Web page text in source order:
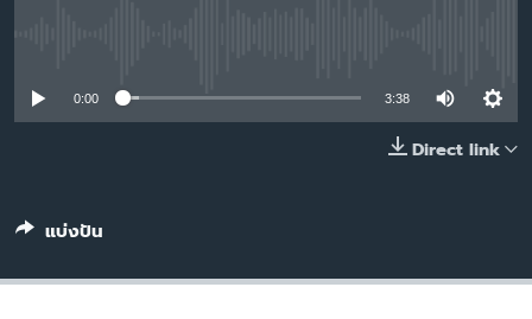
การ
ค้นหา
ไลฟ์สไตล์
พอดคาสต์
0:00 3:38
Direct link
แบ่งปัน